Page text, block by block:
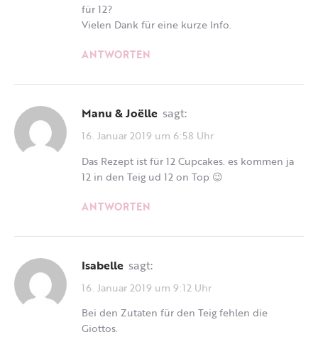
für 12?
Vielen Dank für eine kurze Info.
ANTWORTEN
Manu & Joëlle sagt:
16. Januar 2019 um 6:58 Uhr
Das Rezept ist für 12 Cupcakes. es kommen ja
12 in den Teig ud 12 on Top 😉
ANTWORTEN
Isabelle sagt:
16. Januar 2019 um 9:12 Uhr
Bei den Zutaten für den Teig fehlen die
Giottos.